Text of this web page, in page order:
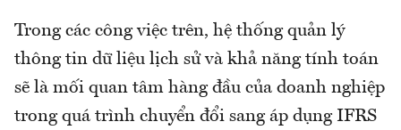
Trong các công việc trên, hệ thống quản lý
thông tin dữ liệu lịch sử và khả năng tính toán
sẽ là mối quan tâm hàng đầu của doanh nghiệp
trong quá trình chuyển đổi sang áp dụng IFRS